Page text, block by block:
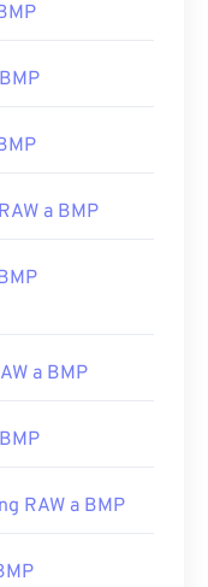
a BMP
a BMP
RAW a BMP